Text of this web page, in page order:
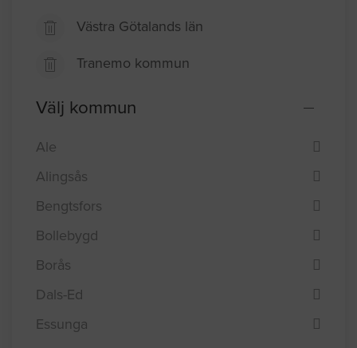
Västra Götalands län
Tranemo kommun
Välj kommun
Ale
Alingsås
Bengtsfors
Bollebygd
Borås
Dals-Ed
Essunga